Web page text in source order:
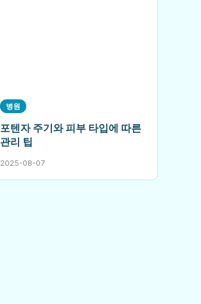
병원
포텐자 주기와 피부 타입에 따른
관리 팁
2025-08-07